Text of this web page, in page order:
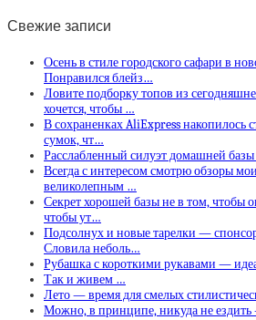
Свежие записи
Осень в стиле городского сафари в
Понравился блейз…
Ловите подборку топов из
хочется, чтобы …
В сохраненках AliExpress накопилось
сумок, чт…
Расслабленный силуэт домашней
Всегда с интересом смотрю обзоры
великолепным …
Секрет хорошей базы не в том, чтобы
чтобы ут…
Подсолнух и новые тарелки —
Словила неболь…
Рубашка с короткими рукавами —
Так и живем …
Лето — время для смелых
Можно, в принципе, никуда не